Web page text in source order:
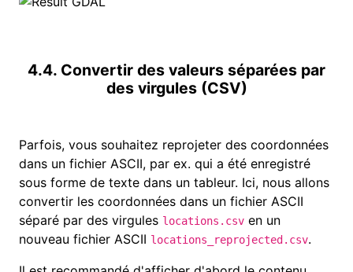
4.4. Convertir des valeurs séparées par
des virgules (CSV)
Parfois, vous souhaitez reprojeter des coordonnées
dans un fichier ASCII, par ex. qui a été enregistré
sous forme de texte dans un tableur. Ici, nous allons
convertir les coordonnées dans un fichier ASCII
séparé par des virgules locations.csv en un
nouveau fichier ASCII locations_reprojected.csv.